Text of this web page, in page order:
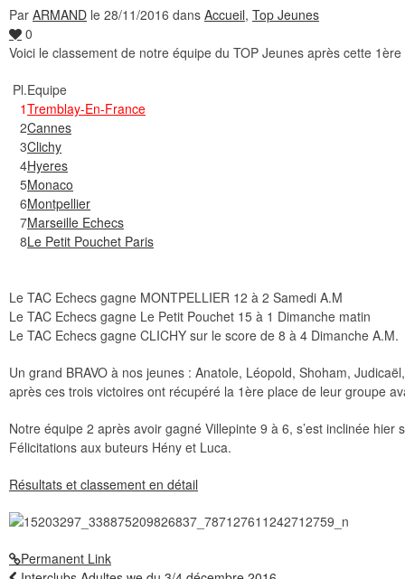
Par ARMAND le 28/11/2016 dans Accueil, Top Jeunes
0
Voici le classement de notre équipe du TOP Jeunes après cette
Pl.Equipe
1Tremblay-En-France
2Cannes
3Clichy
4Hyeres
5Monaco
6Montpellier
7Marseille Echecs
8Le Petit Pouchet Paris
Le TAC Echecs gagne MONTPELLIER 12 à 2 Samedi A.M
Le TAC Echecs gagne Le Petit Pouchet 15 à 1 Dimanche matin
Le TAC Echecs gagne CLICHY sur le score de 8 à 4 Dimanche A.M.
Un grand BRAVO à nos jeunes : Anatole, Léopold, Shoham,
après ces trois victoires ont récupéré la 1ère place de leur groupe
Notre équipe 2 après avoir gagné Villepinte 9 à 6, s’est inclinée
Félicitations aux buteurs Hény et Luca.
Résultats et classement en détail
Permanent Link